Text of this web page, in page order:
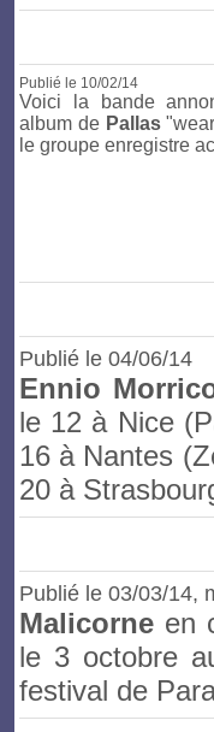
Publié le 10/02/14
Voici la bande
album de Pallas
le groupe enregistre
Publié le 04/06/14
Ennio
le 12 à Nice
16 à Nantes
20 à
Publié le 03/03/14,
Malicorne en
le 3 octobre
festival de